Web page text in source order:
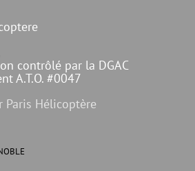
contrôlé par la DGAC
A.T.O. #0047
Paris Hélicoptère